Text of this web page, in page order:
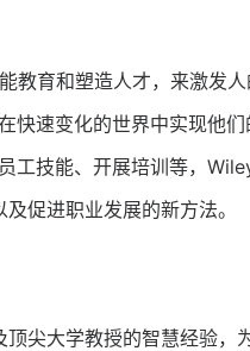
教育和塑造人才，来激
速变化的世界中实现他们
工技能、开展培训等，
促进职业发展的新方法。
尖大学教授的智慧经验